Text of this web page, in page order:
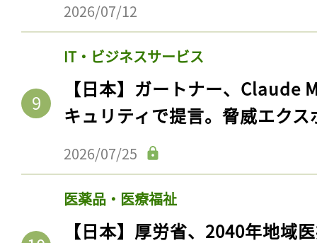
2026/07/12
IT・ビジネスサービス
【日本】ガートナー、Claude
キュリティで提言。脅威エク
2026/07/25
医薬品・医療福祉
【日本】厚労省、2040年地域